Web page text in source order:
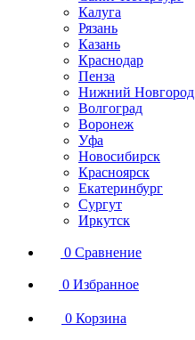
Калуга
Рязань
Казань
Краснодар
Пенза
Нижний Новгород
Волгоград
Воронеж
Уфа
Новосибирск
Красноярск
Екатеринбург
Сургут
Иркутск
0 Сравнение
0 Избранное
0 Корзина